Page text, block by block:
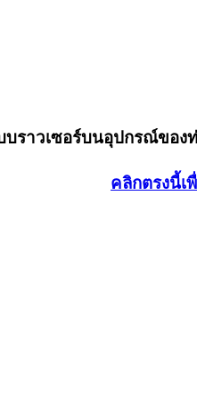
บราวเซอร์บนอุปกรณ์ของ
คลิกตรงนี้เ